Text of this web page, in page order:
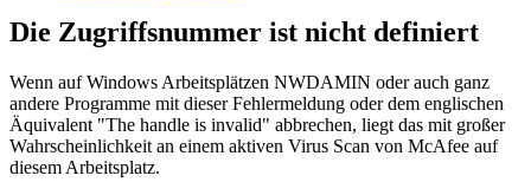
Die Zugriffsnummer ist nicht definiert
Wenn auf Windows Arbeitsplätzen NWDAMIN oder auch ganz
andere Programme mit dieser Fehlermeldung oder dem englischen
Äquivalent "The handle is invalid" abbrechen, liegt das mit großer
Wahrscheinlichkeit an einem aktiven Virus Scan von McAfee auf
diesem Arbeitsplatz.